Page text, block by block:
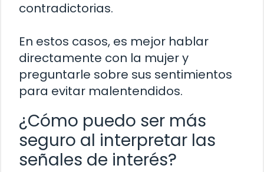
contradictorias.
En estos casos, es mejor hablar
directamente con la mujer y
preguntarle sobre sus sentimientos
para evitar malentendidos.
¿Cómo puedo ser más
seguro al interpretar las
señales de interés?